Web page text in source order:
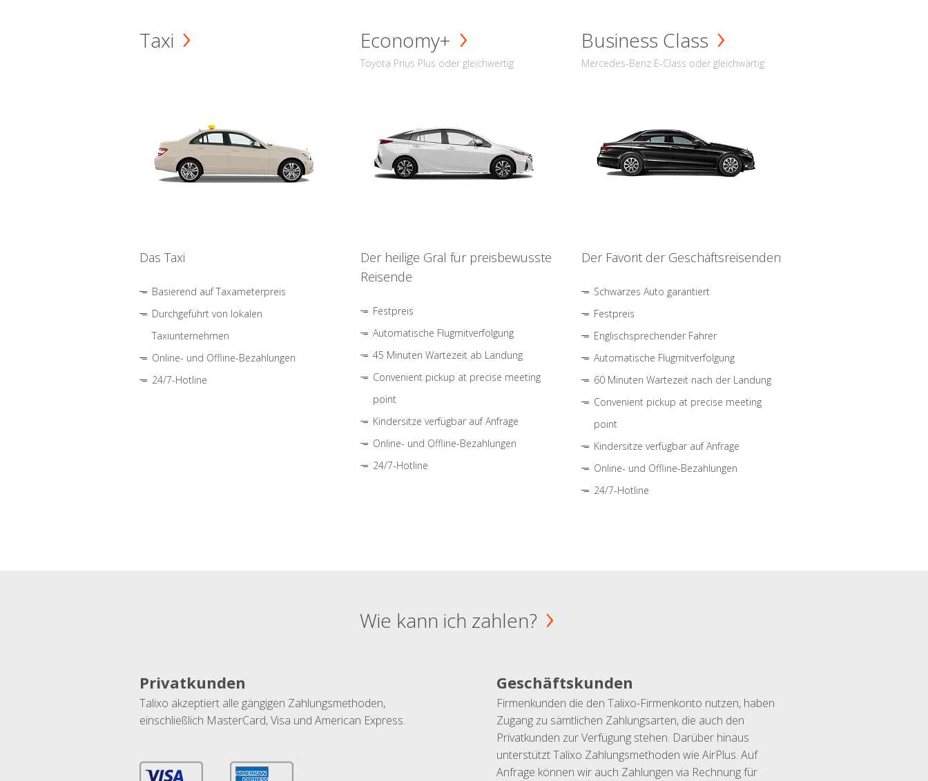
Taxi
Das Taxi
Basierend auf Taxameterpreis
Durchgeführt von lokalen
Taxiunternehmen
Online- und Offline-Bezahlungen
24/7-Hotline
Economy+
Toyota Prius Plus oder gleichwertig
Der heilige Gral für preisbewusste
Reisende
Festpreis
Automatische Flugmitverfolgung
45 Minuten Wartezeit ab Landung
Convenient pickup at precise meeting
point
Kindersitze verfügbar auf Anfrage
Online- und Offline-Bezahlungen
24/7-Hotline
Business Class
Mercedes-Benz E-Class oder gleichwärtig
Der Favorit der Geschäftsreisenden
Schwarzes Auto garantiert
Festpreis
Englischsprechender Fahrer
Automatische Flugmitverfolgung
60 Minuten Wartezeit nach der Landung
Convenient pickup at precise meeting
point
Kindersitze verfügbar auf Anfrage
Online- und Offline-Bezahlungen
24/7-Hotline
Wie kann ich zahlen?
Privatkunden
Talixo akzeptiert alle gängigen Zahlungsmethoden,
einschließlich MasterCard, Visa und American Express.
Geschäftskunden
Firmenkunden die den Talixo-Firmenkonto nutzen, haben
Zugang zu sämtlichen Zahlungsarten, die auch den
Privatkunden zur Verfügung stehen. Darüber hinaus
unterstützt Talixo Zahlungsmethoden wie AirPlus. Auf
Anfrage können wir auch Zahlungen via Rechnung für